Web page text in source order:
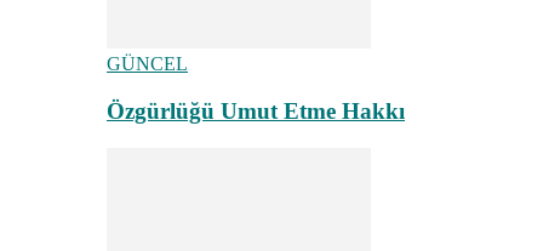
GÜNCEL
Özgürlüğü Umut Etme Hakkı